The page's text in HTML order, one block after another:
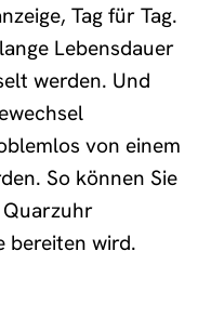
Tag für Tag.
Lebensdauer
werden. Und
von einem
So können Sie
Quarzuhr
bereiten wird.